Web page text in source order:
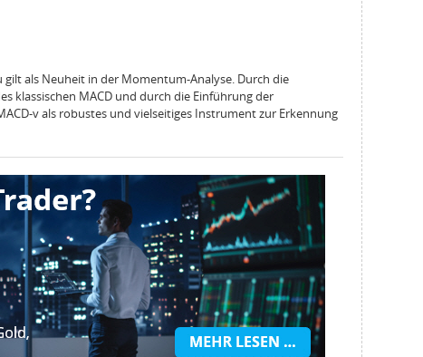
als Neuheit in der Momentum-Analyse. Durch die
klassischen MACD und durch die Einführung der
v als robustes und vielseitiges Instrument zur Erkennung